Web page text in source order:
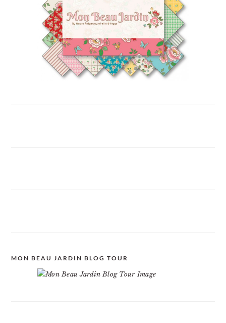
MON BEAU JARDIN BLOG TOUR